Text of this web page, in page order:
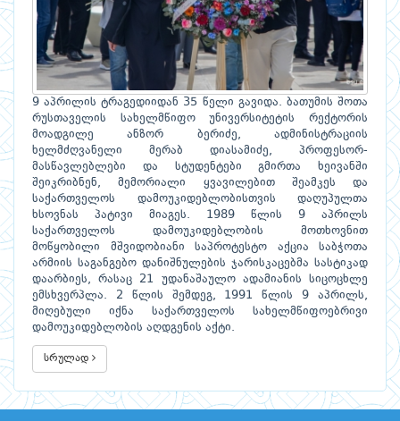
9 აპრილის ტრაგედიიდან 35 წელი გავიდა. ბათუმის შოთა
რუსთაველის სახელმწიფო უნივერსიტეტის რექტორის
მოადგილე ანზორ ბერიძე, ადმინისტრაციის
ხელმძღვანელი მერაბ დიასამიძე, პროფესორ-
მასწავლებლები და სტუდენტები გმირთა ხეივანში
შეიკრიბნენ, მემორიალი ყვავილებით შეამკეს და
საქართველოს დამოუკიდებლობისთვის დაღუპულთა
ხსოვნას პატივი მიაგეს. 1989 წლის 9 აპრილს
საქართველოს დამოუკიდებლობის მოთხოვნით
მოწყობილი მშვიდობიანი საპროტესტო აქცია საბჭოთა
არმიის საგანგებო დანიშნულების ჯარისკაცებმა სასტიკად
დაარბიეს, რასაც 21 უდანაშაულო ადამიანის სიცოცხლე
ემსხვერპლა. 2 წლის შემდეგ, 1991 წლის 9 აპრილს,
მიღებული იქნა საქართველოს სახელმწიფოებრივი
დამოუკიდებლობის აღდგენის აქტი.
სრულად